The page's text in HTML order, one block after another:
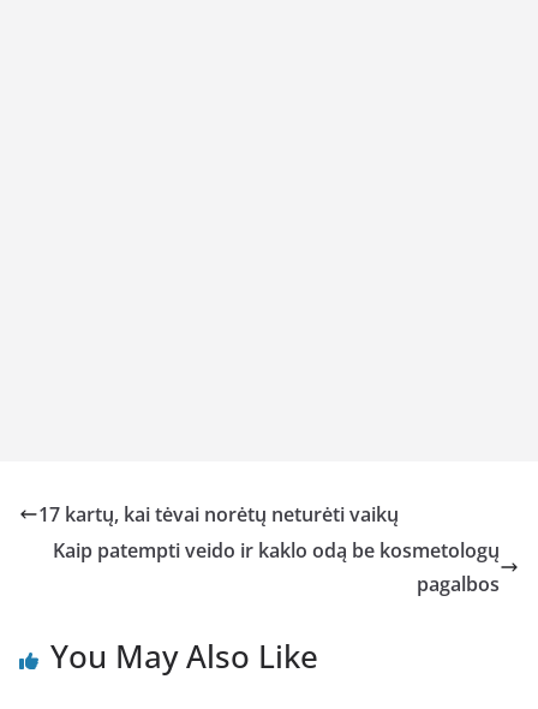
17 kartų, kai tėvai norėtų neturėti vaikų
Kaip patempti veido ir kaklo odą be kosmetologų
pagalbos
You May Also Like